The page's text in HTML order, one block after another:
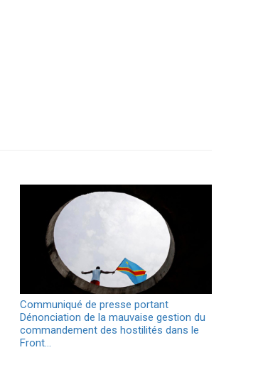
Communiqué de presse portant
Dénonciation de la mauvaise gestion du
commandement des hostilités dans le
Front…